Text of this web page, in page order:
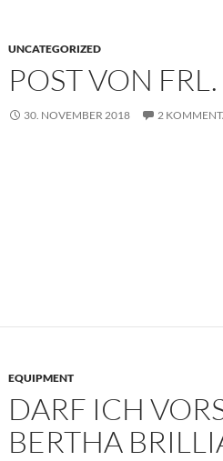
UNCATEGORIZED
POST VON FRL.
30. NOVEMBER 2018 2
EQUIPMENT
DARF ICH
BERTHA